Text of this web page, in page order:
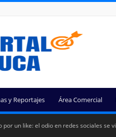
y Reportajes Área Comercial
por un like: el odio en redes sociales se